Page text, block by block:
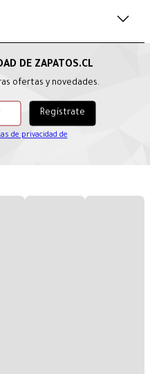
ofertas y novedades.
de privacidad de